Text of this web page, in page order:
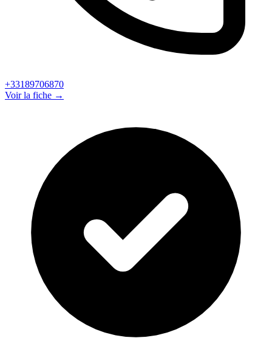
+33189706870
Voir la fiche →